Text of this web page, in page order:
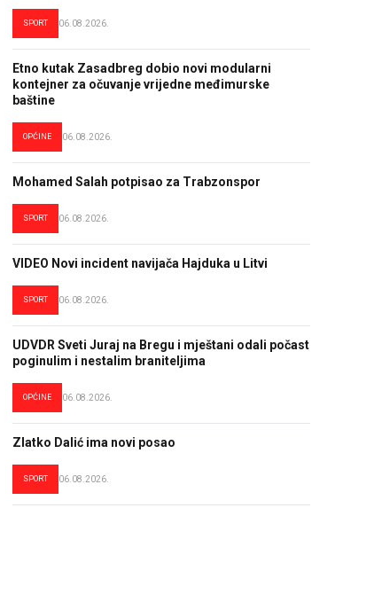
SPORT 06.08.2026.
Etno kutak Zasadbreg dobio novi modularni
kontejner za očuvanje vrijedne međimurske
baštine
OPĆINE 06.08.2026.
Mohamed Salah potpisao za Trabzonspor
SPORT 06.08.2026.
VIDEO Novi incident navijača Hajduka u Litvi
SPORT 06.08.2026.
UDVDR Sveti Juraj na Bregu i mještani odali počast
poginulim i nestalim braniteljima
OPĆINE 06.08.2026.
Zlatko Dalić ima novi posao
SPORT 06.08.2026.